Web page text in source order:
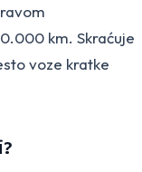
km. Skraćuje
voze kratke